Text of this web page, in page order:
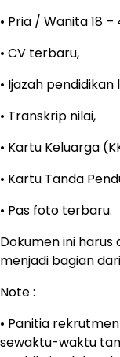
• Pria / Wanita 18
• CV terbaru,
• Ijazah pendidikan
• Transkrip nilai,
• Kartu Keluarga
• Kartu Tanda
• Pas foto terbaru.
Dokumen ini
menjadi bagian
Note :
• Panitia
sewaktu-waktu